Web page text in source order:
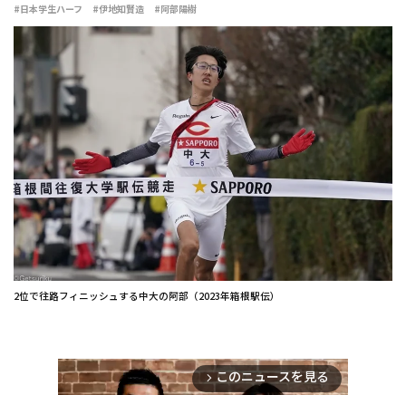
#日本学生ハーフ #伊地知賢造 #阿部陽樹
2位で往路フィニッシュする中大の阿部（2023年箱根駅伝）
arrow_forward_ios このニュースを見る